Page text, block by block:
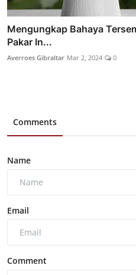
Mengungkap Bahaya
Pakar In...
Averroes Gibraltar Mar 2, 2024 0
Comments
Name
Email
Comment